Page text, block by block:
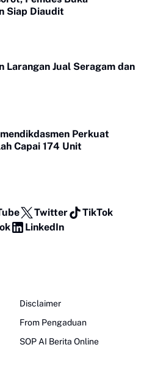
Siap Diaudit
Larangan Jual Seragam dan
Perkuat
Capai 174 Unit
Twitter
TikTok
LinkedIn
Disclaimer
From Pengaduan
SOP AI Berita Online